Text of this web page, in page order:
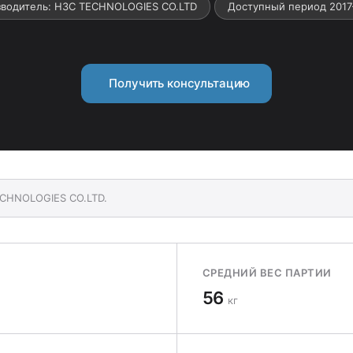
Н3С TECHNOLOGIES СО.LTD Доступный период
Получить консультацию
СО.LTD.
СРЕДНИЙ ВЕС ПАРТИИ
56 кг